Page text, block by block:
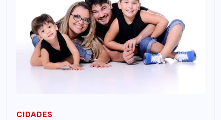
CIDADES